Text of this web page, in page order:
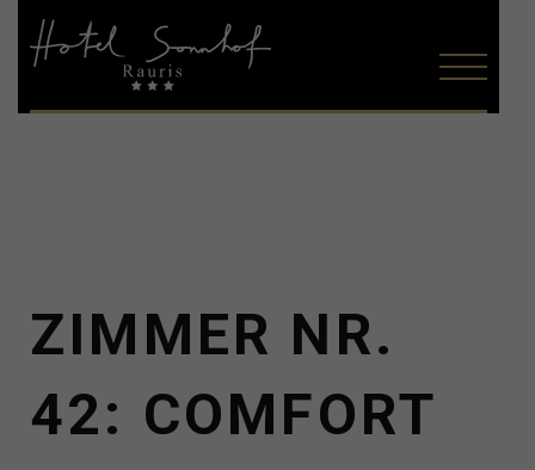
ZIMMER NR.
42: COMFORT